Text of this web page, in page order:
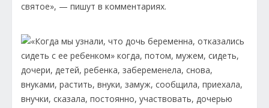
святое», — пишут в комментариях.